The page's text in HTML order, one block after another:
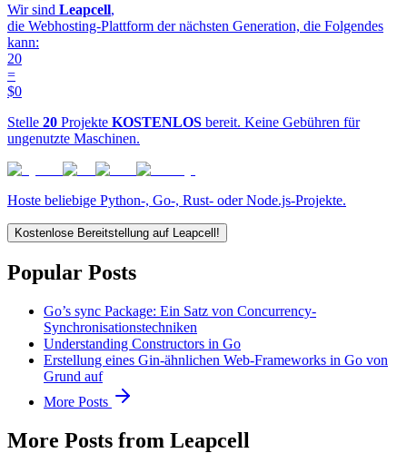
Wir sind Leapcell,
die Webhosting-Plattform der nächsten Generation, die Folgendes
kann:
20
=
$0
Stelle 20 Projekte KOSTENLOS bereit. Keine Gebühren für
ungenutzte Maschinen.
Hoste beliebige Python-, Go-, Rust- oder Node.js-Projekte.
Kostenlose Bereitstellung auf Leapcell!
Popular Posts
Go’s sync Package: Ein Satz von Concurrency-
Synchronisationstechniken
Understanding Constructors in Go
Erstellung eines Gin-ähnlichen Web-Frameworks in Go von
Grund auf
More Posts
More Posts from Leapcell